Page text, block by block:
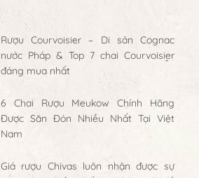
Rượu Courvoisier – Di sản Cognac
nước Pháp & Top 7 chai Courvoisier
đáng mua nhất
6 Chai Rượu Meukow Chính Hãng
Được Săn Đón Nhiều Nhất Tại Việt
Nam
Giá rượu Chivas luôn nhận được sự